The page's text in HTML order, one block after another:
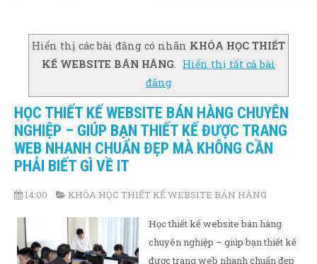
Hiển thị các bài đăng có nhãn KHÓA HỌC THIẾT
KẾ WEBSITE BÁN HÀNG. Hiển thị tất cả bài
đăng
HỌC THIẾT KẾ WEBSITE BÁN HÀNG CHUYÊN
NGHIỆP – GIÚP BẠN THIẾT KẾ ĐƯỢC TRANG
WEB NHANH CHUẨN ĐẸP MÀ KHÔNG CẦN
PHẢI BIẾT GÌ VỀ IT
14:00 KHÓA HỌC THIẾT KẾ WEBSITE BÁN HÀNG
Học thiết kế website bán hàng
chuyên nghiệp – giúp bạn thiết kế
được trang web nhanh chuẩn đẹp